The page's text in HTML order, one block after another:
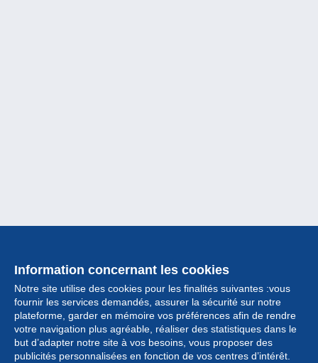
Information concernant les cookies
Notre site utilise des cookies pour les finalités suivantes :vous
fournir les services demandés, assurer la sécurité sur notre
plateforme, garder en mémoire vos préférences afin de rendre
votre navigation plus agréable, réaliser des statistiques dans le
but d’adapter notre site à vos besoins, vous proposer des
publicités personnalisées en fonction de vos centres d’intérêt.
Collection